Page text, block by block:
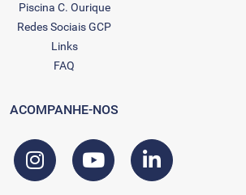
Piscina C. Ourique
Redes Sociais GCP
Links
FAQ
ACOMPANHE-NOS